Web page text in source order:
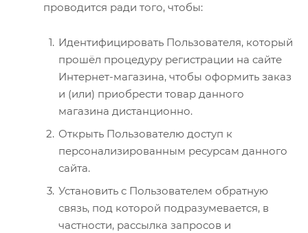
проводится ради того, чтобы:
Идентифицировать Пользователя, который
прошёл процедуру регистрации на сайте
Интернет-магазина, чтобы оформить заказ
и (или) приобрести товар данного
магазина дистанционно.
Открыть Пользователю доступ к
персонализированным ресурсам данного
сайта.
Установить с Пользователем обратную
связь, под которой подразумевается, в
частности, рассылка запросов и